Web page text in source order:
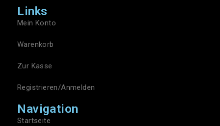
Links
Mein Konto
Warenkorb
Zur Kasse
Registrieren/Anmelden
Navigation
Startseite